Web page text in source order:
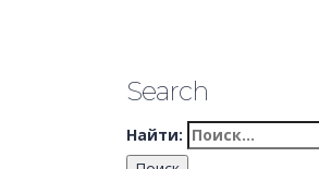
Search
Найти: